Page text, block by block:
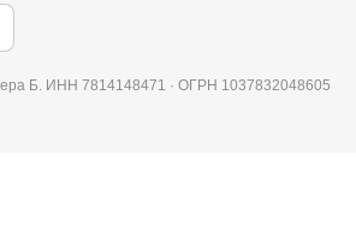
Б. ИНН 7814148471 · ОГРН 1037832048605